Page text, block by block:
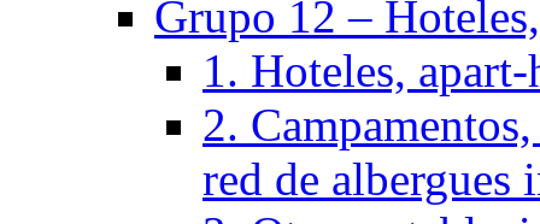
Grupo 12 –
1. Hoteles,
2.
red de albergues